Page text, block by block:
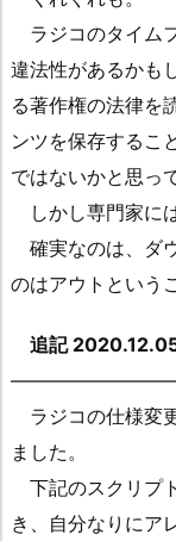
ラジコのタイム
違法性があるかも
る著作権の法律を
ンツを保存するこ
ではないかと思っ
しかし専門家に
確実なのは、ダ
のはアウトという
追記
ラジコの仕様変
ました。
下記のスクリプ
き、自分なりにア